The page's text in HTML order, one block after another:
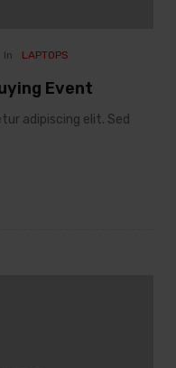
In LAPTOPS
Event
adipiscing elit. Sed